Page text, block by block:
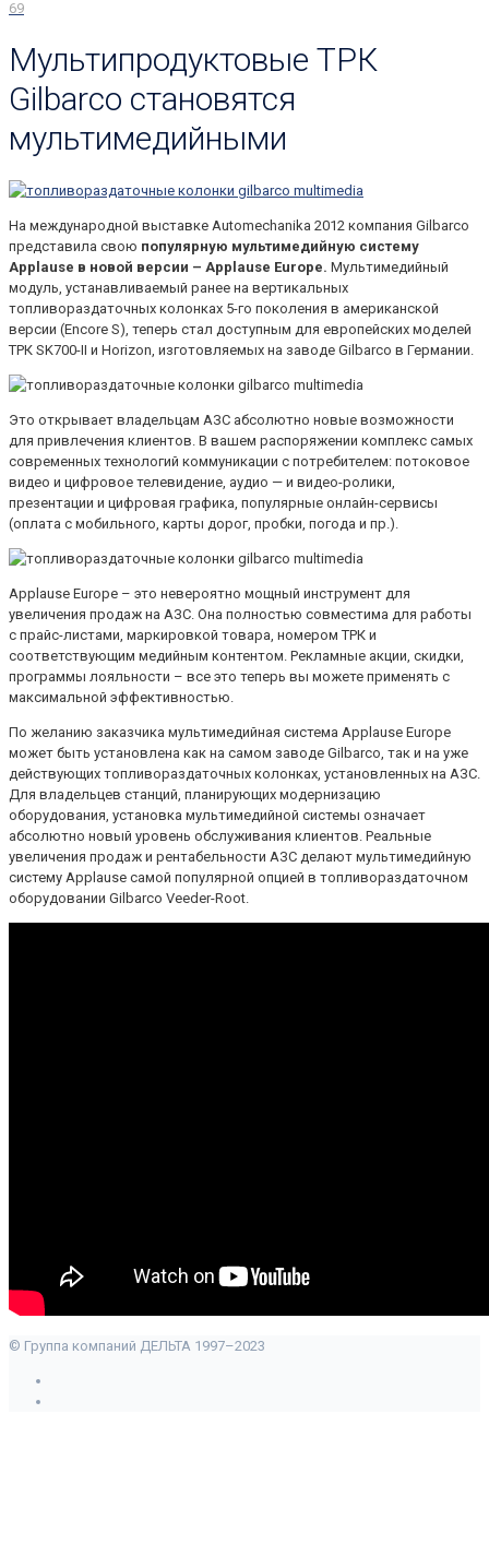
69
Мультипродуктовые ТРК
Gilbarco становятся
мультимедийными
На международной выставке Automechanika 2012 компания Gilbarco
представила свою популярную мультимедийную систему
Applause в новой версии – Applause Europe. Мультимедийный
модуль, устанавливаемый ранее на вертикальных
топливораздаточных колонках 5-го поколения в американской
версии (Encore S), теперь стал доступным для европейских моделей
ТРК SK700-II и Horizon, изготовляемых на заводе Gilbarco в Германии.
Это открывает владельцам АЗС абсолютно новые возможности
для привлечения клиентов. В вашем распоряжении комплекс самых
современных технологий коммуникации с потребителем: потоковое
видео и цифровое телевидение, аудио — и видео-ролики,
презентации и цифровая графика, популярные онлайн-сервисы
(оплата с мобильного, карты дорог, пробки, погода и пр.).
Applause Europe – это невероятно мощный инструмент для
увеличения продаж на АЗС. Она полностью совместима для работы
с прайс-листами, маркировкой товара, номером ТРК и
соответствующим медийным контентом. Рекламные акции, скидки,
программы лояльности – все это теперь вы можете применять с
максимальной эффективностью.
По желанию заказчика мультимедийная система Applause Europe
может быть установлена как на самом заводе Gilbarco, так и на уже
действующих топливораздаточных колонках, установленных на АЗС.
Для владельцев станций, планирующих модернизацию
оборудования, установка мультимедийной системы означает
абсолютно новый уровень обслуживания клиентов. Реальные
увеличения продаж и рентабельности АЗС делают мультимедийную
систему Applause самой популярной опцией в топливораздаточном
оборудовании Gilbarco Veeder-Root.
© Группа компаний ДЕЛЬТА 1997–2023